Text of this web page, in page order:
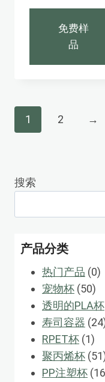
免费样
品
1 2 →
搜索
产品分类
热门产品 00
产
宠物杯 5050
个
产
品
透明的PLA杯
寿司容器 24
RPET杯 11
个
产
聚丙烯杯 51
PP注塑杯 16